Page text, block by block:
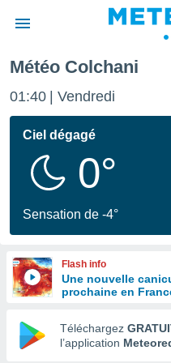
de
en
Météo Colchani
01:40 Vendredi
Ciel dégagé
0°
Sensation de -4°
Flash info
Une nouvelle
prochaine en
Téléchargez
l’application